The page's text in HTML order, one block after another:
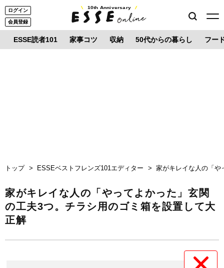
ログイン
会員登録
10th Anniversary
ESSE読者101 家事コツ 収納 50代からの暮らし フー
トップ ESSEベストフレンズ101エディター 家がキレイな人の「や
家がキレイな人の「やってよかった」玄関
の工夫3つ。チラシ用のゴミ箱を設置して大
正解